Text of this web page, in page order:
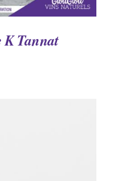
K Tannat